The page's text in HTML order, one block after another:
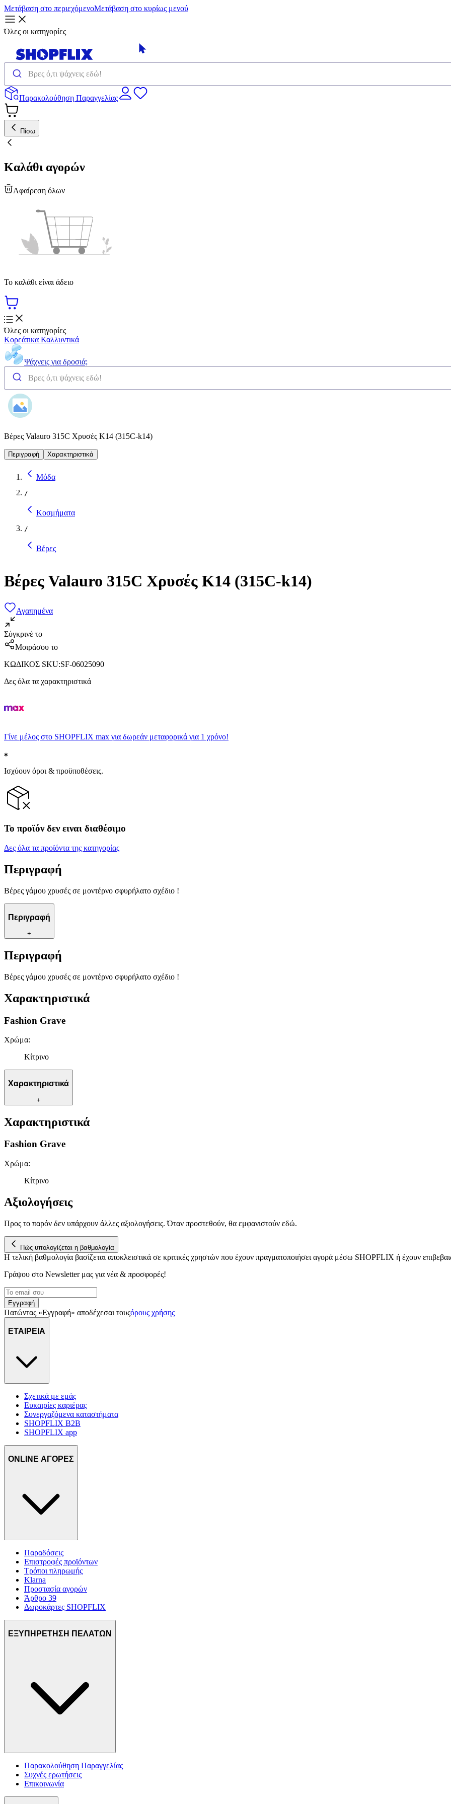
Μετάβαση στο περιεχόμενοΜετάβαση στο κυρίως μενού
Όλες οι κατηγορίες
Παρακολούθηση Παραγγελίας
Πίσω
Καλάθι αγορών
Αφαίρεση όλων
Το καλάθι είναι άδειο
Όλες οι κατηγορίες
Κορεάτικα Καλλυντικά
Ψάχνεις για δροσιά;
Βέρες Valauro 315C Χρυσές Κ14 (315C-k14)
Περιγραφή Χαρακτηριστικά
Μόδα
/
Κοσμήματα
/
Βέρες
Βέρες Valauro 315C Χρυσές Κ14 (315C-k14)
Αγαπημένα
Σύγκρινέ το
Μοιράσου το
ΚΩΔΙΚΟΣ SKU:SF-06025090
Δες όλα τα χαρακτηριστικά
Γίνε μέλος στο SHOPFLIX max για δωρεάν μεταφορικά για 1 χρόνο!
Ισχύουν όροι & προϋποθέσεις.
Το προϊόν δεν ειναι διαθέσιμο
Δες όλα τα προϊόντα της κατηγορίας
Περιγραφή
Βέρες γάμου χρυσές σε μοντέρνο σφυρήλατο σχέδιο !
Περιγραφή
+
Περιγραφή
Βέρες γάμου χρυσές σε μοντέρνο σφυρήλατο σχέδιο !
Χαρακτηριστικά
Fashion Grave
Χρώμα:
Κίτρινο
Χαρακτηριστικά
+
Χαρακτηριστικά
Fashion Grave
Χρώμα:
Κίτρινο
Αξιολογήσεις
Προς το παρόν δεν υπάρχουν άλλες αξιολογήσεις. Όταν προστεθούν, θα εμφανιστούν εδώ.
Πώς υπολογίζεται η βαθμολογία
Η τελική βαθμολογία βασίζεται αποκλειστικά σε κριτικές χρηστών που έχουν πραγματοποιήσει αγορά μέσω SHOPFLIX ή έχουν
Γράψου στο Νewsletter μας για νέα & προσφορές!
Εγγραφή
Πατώντας «Εγγραφή» αποδέχεσαι τουςόρους χρήσης
ΕΤΑΙΡΕΙΑ
Σχετικά με εμάς
Ευκαιρίες καριέρας
Συνεργαζόμενα καταστήματα
SHOPFLIX B2B
SHOPFLIX app
ONLINE ΑΓΟΡΕΣ
Παραδόσεις
Επιστροφές προϊόντων
Τρόποι πληρωμής
Klarna
Προστασία αγορών
Άρθρο 39
Δωροκάρτες SHOPFLIX
ΕΞΥΠΗΡΕΤΗΣΗ ΠΕΛΑΤΩΝ
Παρακολούθηση Παραγγελίας
Συχνές ερωτήσεις
Επικοινωνία